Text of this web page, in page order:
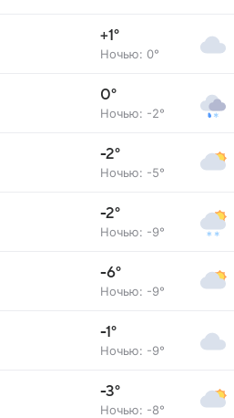
+1°
Ночью: 0°
0°
Ночью: -2°
-2°
Ночью: -5°
-2°
Ночью: -9°
-6°
Ночью: -9°
-1°
Ночью: -9°
-3°
Ночью: -8°